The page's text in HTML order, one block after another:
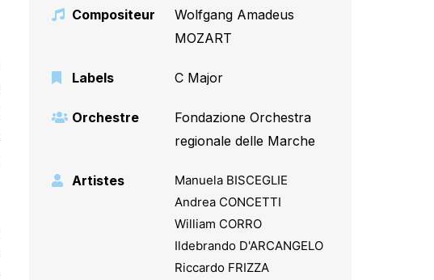
Compositeur
Wolfgang Amadeus
MOZART
Labels C Major
Orchestre
Fondazione Orchestra
regionale delle Marche
Artistes
Manuela BISCEGLIE
Andrea CONCETTI
William CORRO
Ildebrando D'ARCANGELO
Riccardo FRIZZA